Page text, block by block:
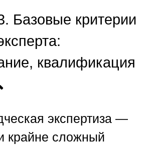
Базовые критерии
квалификация
экспертиза —
крайне сложный